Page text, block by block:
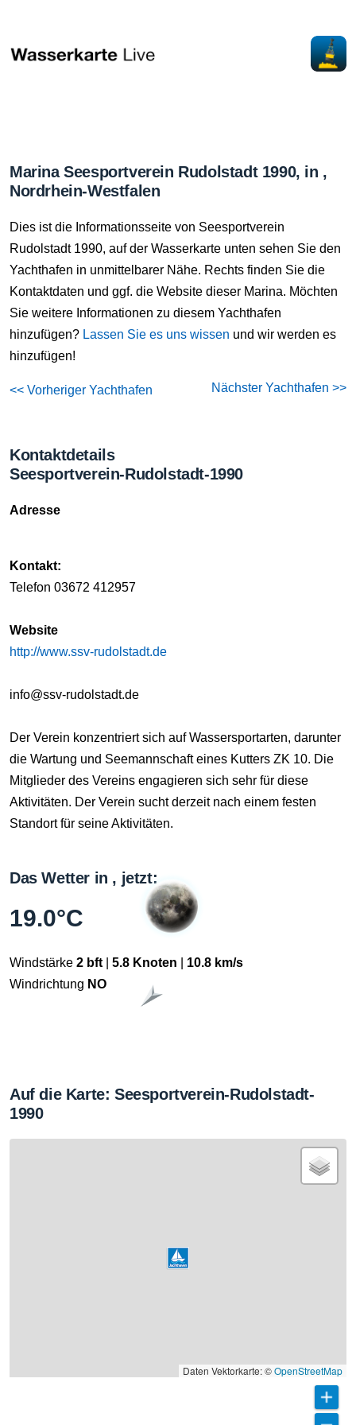
Marina Seesportverein Rudolstadt 1990, in ,
Nordrhein-Westfalen
Dies ist die Informationsseite von Seesportverein
Rudolstadt 1990, auf der Wasserkarte unten sehen Sie den
Yachthafen in unmittelbarer Nähe. Rechts finden Sie die
Kontaktdaten und ggf. die Website dieser Marina. Möchten
Sie weitere Informationen zu diesem Yachthafen
hinzufügen? Lassen Sie es uns wissen und wir werden es
hinzufügen!
<< Vorheriger Yachthafen Nächster Yachthafen >>
Kontaktdetails
Seesportverein-Rudolstadt-1990
Adresse
Kontakt:
Telefon 03672 412957
Website
http://www.ssv-rudolstadt.de
info@ssv-rudolstadt.de
Der Verein konzentriert sich auf Wassersportarten, darunter
die Wartung und Seemannschaft eines Kutters ZK 10. Die
Mitglieder des Vereins engagieren sich sehr für diese
Aktivitäten. Der Verein sucht derzeit nach einem festen
Standort für seine Aktivitäten.
Das Wetter in , jetzt:
19.0°C
Windstärke 2 bft 5.8 Knoten
10.8 km/s
Windrichtung NO
Auf die Karte: Seesportverein-Rudolstadt-
1990
Daten Vektorkarte: ©OpenStreetMap